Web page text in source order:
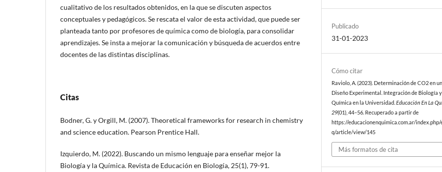
cualitativo de los resultados obtenidos, en la que se discuten aspectos
conceptuales y pedagógicos. Se rescata el valor de esta actividad, que puede ser
planteada tanto por profesores de química como de biología, para consolidar
aprendizajes. Se insta a mejorar la comunicación y búsqueda de acuerdos entre
docentes de las distintas disciplinas.
Citas
Bodner, G. y Orgill, M. (2007). Theoretical frameworks for research in chemistry
and science education. Pearson Prentice Hall.
Izquierdo, M. (2022). Buscando un mismo lenguaje para enseñar mejor la
Biología y la Química. Revista de Educación en Biología, 25(1), 79-91.
Publicado
31-01-2023
Cómo citar
Raviolo, A. (2023). Determinación de CO2 en un
Diseño Experimental. Integración de Biología y
Química en la Universidad.Educación En La
29(01), 44–56. Recuperado a partir de
https://educacionenquimica.com.ar/index.php/
q/article/view/145
Más formatos de cita